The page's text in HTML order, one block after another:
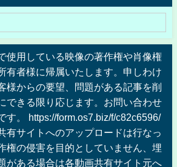
使用している映像の著作権や肖像権
有者様に帰属いたします。申しわけ
様からの要望、問題がある記事を削
できる限り応じます。お問い合わせ
す。 https://form.os7.biz/f/c82c6596/
有サイトへのアップロードは行なっ
権の侵害を目的としていません、埋
がある場合は各動画共有サイト元へ